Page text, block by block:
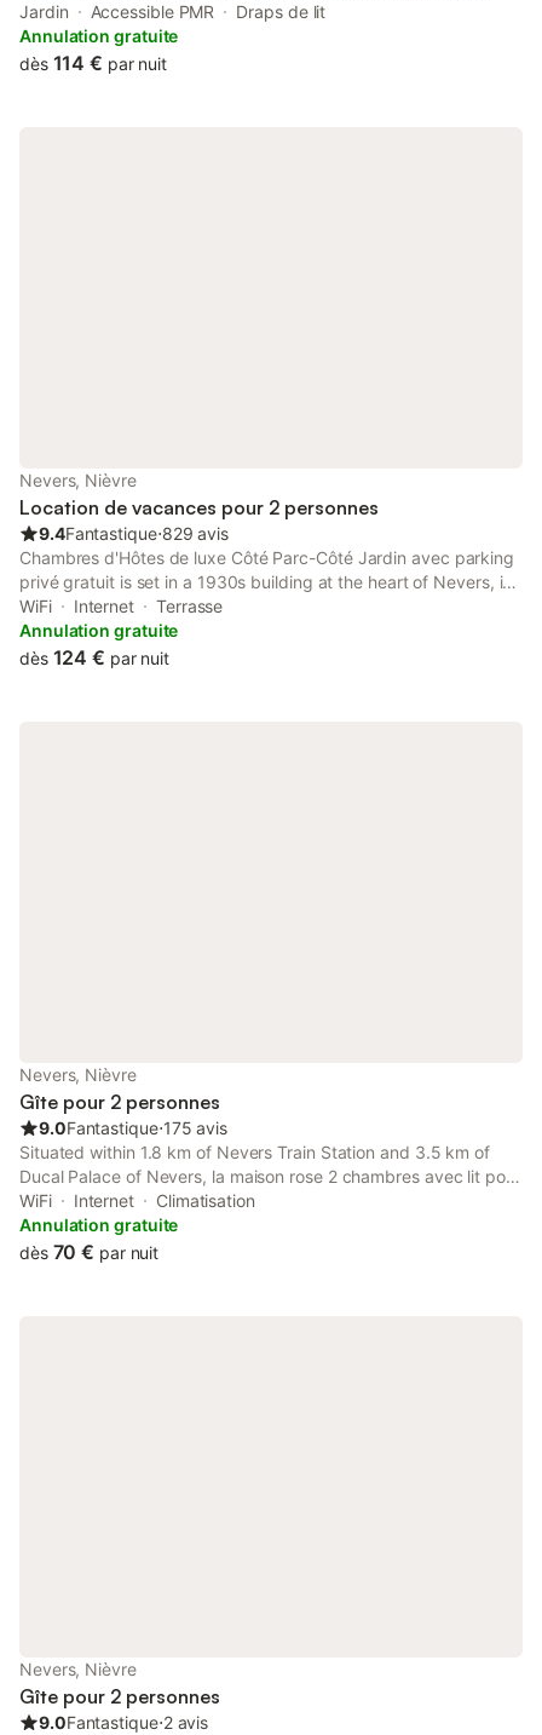
pleinement de votre séjour ! Que ce soit pour une nuit insolite,
un weekend dépaysant ou une étape originale lors de votre
voyage, ce bateau vous offrira une expérience unique. Il
Jardin Accessible PMR
Draps de lit
Annulation gratuite
dès 114 € par nuit
Nevers, Nièvre
Location de vacances pour 2 personnes
9.4Fantastique⋅829 avis
Chambres d'Hôtes de luxe Côté Parc-Côté Jardin avec parking
privé gratuit is set in a 1930s building at the heart of Nevers, in
the middle of a 2000 m² garden with outdoor furniture. It offers
free WiFi access.
WiFi Internet
Terrasse
Annulation gratuite
dès 124 € par nuit
Nevers, Nièvre
Gîte pour 2 personnes
9.0Fantastique⋅175 avis
Situated within 1.8 km of Nevers Train Station and 3.5 km of
Ducal Palace of Nevers, la maison rose 2 chambres avec lit pour
2 personnes et 2 salles de bains a 15 kilomètres du circuit de
Magny-Cours et 1,2 kilomètre du sanctuaire de ste Bernadette...
WiFi Internet
Climatisation
Annulation gratuite
dès 70 € par nuit
Nevers, Nièvre
Gîte pour 2 personnes
9.0Fantastique⋅2 avis